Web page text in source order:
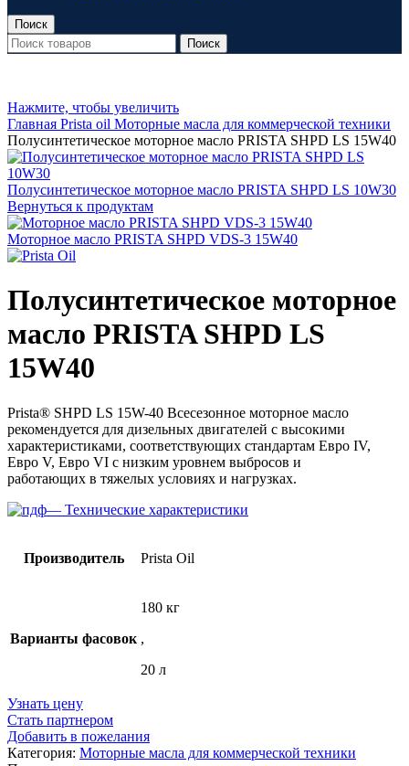
Поиск
Поиск
Нажмите, чтобы увеличить
Главная Prista oil Моторные масла для коммерческой техники
Полусинтетическое моторное масло PRISTA SHPD LS 15W40
Полусинтетическое моторное масло PRISTA SHPD LS 10W30
Вернуться к продуктам
Моторное масло PRISTA SHPD VDS-3 15W40
Полусинтетическое моторное
масло PRISTA SHPD LS
15W40
Prista® SHPD LS 15W-40 Всесезонное моторное масло
рекомендуется для дизельных двигателей с высокими
характеристиками, соответствующих стандартам Евро IV,
Евро V, Евро VI с низким уровнем выбросов и
работающих в тяжелых условиях и нагрузках.
— Технические характеристики
Производитель Prista Oil
Варианты фасовок
180 кг
,
20 л
Узнать цену
Стать партнером
Добавить в пожелания
Категория: Моторные масла для коммерческой техники